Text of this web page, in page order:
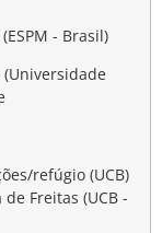
- Brasil)
(Universidade
refúgio (UCB)
Freitas (UCB -